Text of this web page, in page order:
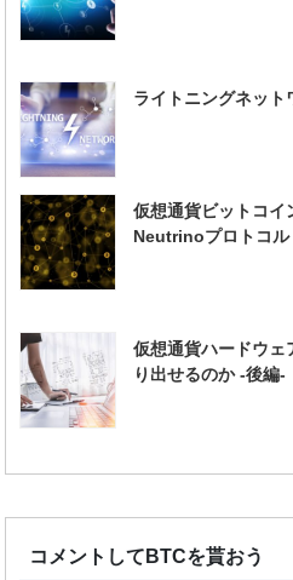
ライトニングネット
仮想通貨ビットコイ
Neutrinoプロトコ
仮想通貨ハードウェ
り出せるのか -後編-
コメントしてBTCを貰おう